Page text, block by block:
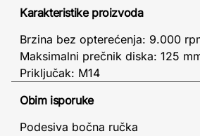
Karakteristike proizvoda
Brzina bez opterećenja: 9.000
Maksimalni prečnik diska: 125
Priključak: M14
Obim isporuke
Podesiva bočna ručka